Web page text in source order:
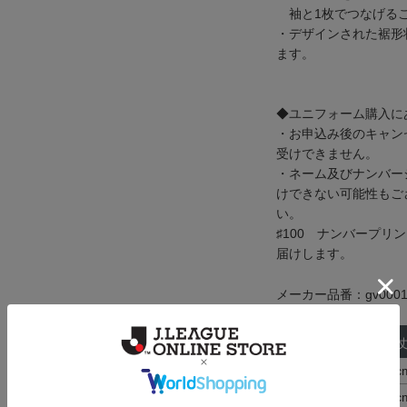
袖と1枚でつなげる
・デザインされた裾
ます。
◆ユニフォーム購入に
・お申込み後のキャ
受けできません。
・ネーム及びナンバ
けできない可能性も
い。
♯100 ナンバープリン
届けします。
メーカー品番：
着